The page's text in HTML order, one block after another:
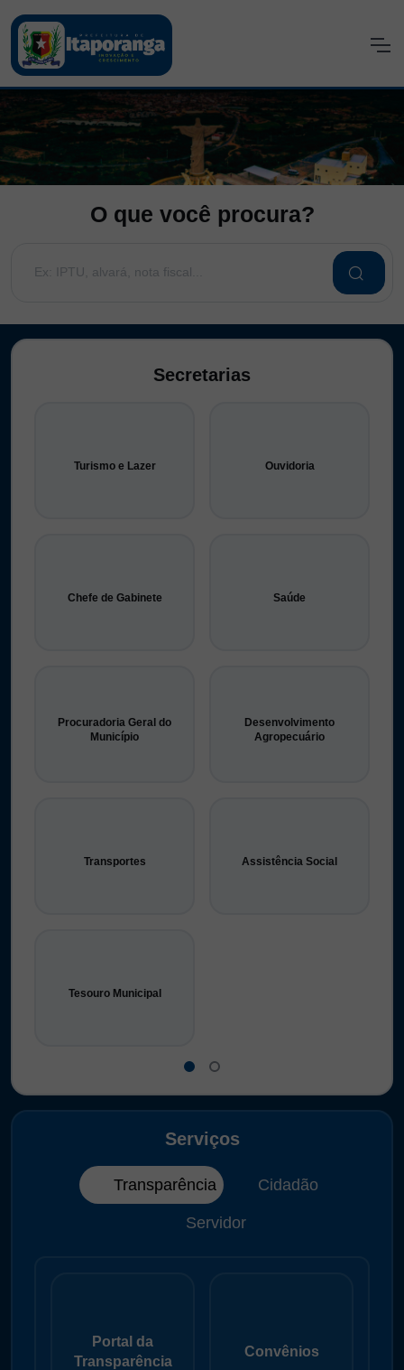
O que você procura?
Secretarias
Turismo e Lazer Ouvidoria
Chefe de Gabinete Saúde
Procuradoria Geral do
Município
Desenvolvimento
Agropecuário
Transportes Assistência Social
Tesouro Municipal
Serviços
Transparência Cidadão
Servidor
Portal da
Transparência
Convênios